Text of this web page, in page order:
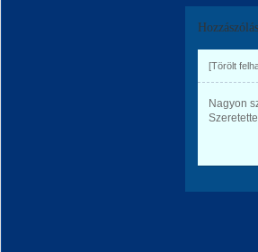
[Törölt
Nagyon